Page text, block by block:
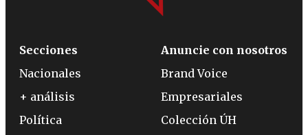
Secciones
Nacionales
+ análisis
Política
Anuncie con nosotros
Brand Voice
Empresariales
Colección ÚH